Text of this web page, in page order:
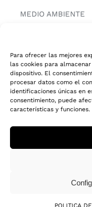
Para ofrecer las mejores
las cookies para
dispositivo. El
procesar datos como el
identificaciones únicas en
consentimiento, puede
características y funciones.
POLITICA
MEDIO AMBIENTE
INFORMACIÓN
AVISO LEGAL
POLITICA DE
CADENA DE